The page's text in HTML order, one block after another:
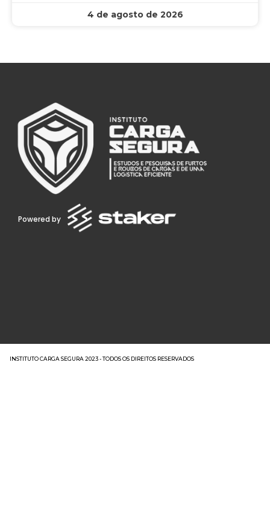
4 de agosto de 2026
Powered by
INSTITUTO CARGA SEGURA 2023 - TODOS OS DIREITOS RESERVADOS